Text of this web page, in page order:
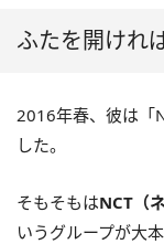
ふたを開けれ
2016年春、彼は「
した。
そもそもはNCT（
いうグループが大